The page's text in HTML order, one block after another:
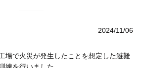
2024/11/06
場で火災が発生したことを想定した避難